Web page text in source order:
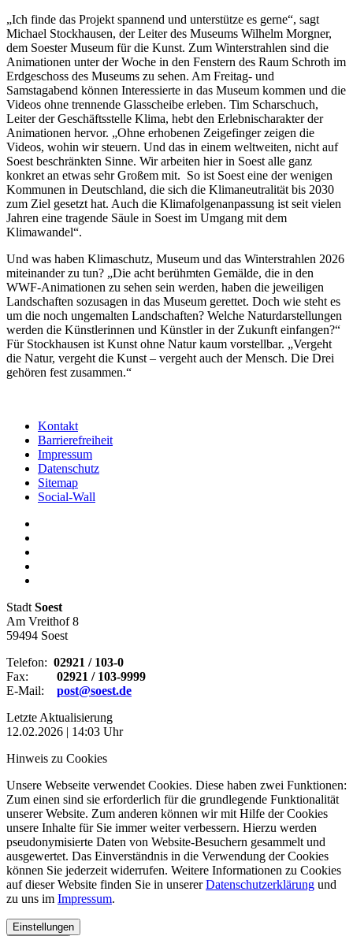
„Ich finde das Projekt spannend und unterstütze es gerne“, sagt
Michael Stockhausen, der Leiter des Museums Wilhelm Morgner,
dem Soester Museum für die Kunst. Zum Winterstrahlen sind die
Animationen unter der Woche in den Fenstern des Raum Schroth im
Erdgeschoss des Museums zu sehen. Am Freitag- und
Samstagabend können Interessierte in das Museum kommen und die
Videos ohne trennende Glasscheibe erleben. Tim Scharschuch,
Leiter der Geschäftsstelle Klima, hebt den Erlebnischarakter der
Animationen hervor. „Ohne erhobenen Zeigefinger zeigen die
Videos, wohin wir steuern. Und das in einem weltweiten, nicht auf
Soest beschränkten Sinne. Wir arbeiten hier in Soest alle ganz
konkret an etwas sehr Großem mit. So ist Soest eine der wenigen
Kommunen in Deutschland, die sich die Klimaneutralität bis 2030
zum Ziel gesetzt hat. Auch die Klimafolgenanpassung ist seit vielen
Jahren eine tragende Säule in Soest im Umgang mit dem
Klimawandel“.
Und was haben Klimaschutz, Museum und das Winterstrahlen 2026
miteinander zu tun? „Die acht berühmten Gemälde, die in den
WWF-Animationen zu sehen sein werden, haben die jeweiligen
Landschaften sozusagen in das Museum gerettet. Doch wie steht es
um die noch ungemalten Landschaften? Welche Naturdarstellungen
werden die Künstlerinnen und Künstler in der Zukunft einfangen?“
Für Stockhausen ist Kunst ohne Natur kaum vorstellbar. „Vergeht
die Natur, vergeht die Kunst – vergeht auch der Mensch. Die Drei
gehören fest zusammen.“
Kontakt
Barrierefreiheit
Impressum
Datenschutz
Sitemap
Social-Wall
Stadt Soest
Am Vreithof 8
59494 Soest
Telefon: 02921 / 103-0
Fax: 02921 / 103-9999
E-Mail: post@soest.de
Letzte Aktualisierung
12.02.2026 | 14:03 Uhr
Hinweis zu Cookies
Unsere Webseite verwendet Cookies. Diese haben zwei Funktionen:
Zum einen sind sie erforderlich für die grundlegende Funktionalität
unserer Website. Zum anderen können wir mit Hilfe der Cookies
unsere Inhalte für Sie immer weiter verbessern. Hierzu werden
pseudonymisierte Daten von Website-Besuchern gesammelt und
ausgewertet. Das Einverständnis in die Verwendung der Cookies
können Sie jederzeit widerrufen. Weitere Informationen zu Cookies
auf dieser Website finden Sie in unsererDatenschutzerklärung und
zu uns im Impressum.
Einstellungen